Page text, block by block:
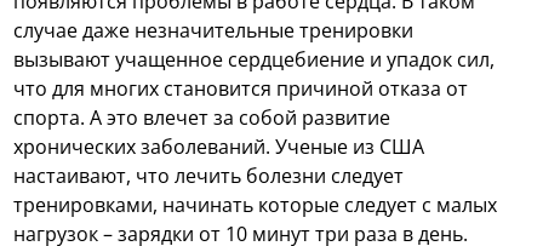
случае даже незначительные тренировки
вызывают учащенное сердцебиение и упадок сил,
что для многих становится причиной отказа от
спорта. А это влечет за собой развитие
хронических заболеваний. Ученые из США
настаивают, что лечить болезни следует
тренировками, начинать которые следует с малых
нагрузок – зарядки от 10 минут три раза в день.